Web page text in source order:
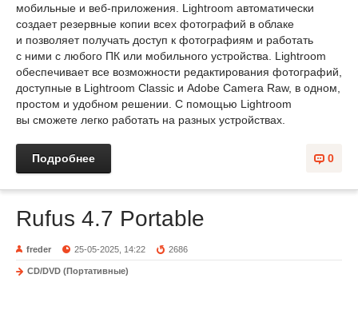
мобильные и веб-приложения. Lightroom автоматически
создает резервные копии всех фотографий в облаке
и позволяет получать доступ к фотографиям и работать
с ними с любого ПК или мобильного устройства. Lightroom
обеспечивает все возможности редактирования фотографий,
доступные в Lightroom Classic и Adobe Camera Raw, в одном,
простом и удобном решении. С помощью Lightroom
вы сможете легко работать на разных устройствах.
0
Подробнее
Rufus 4.7 Portable
freder 25-05-2025, 14:22 2686
CD/DVD (Портативные)